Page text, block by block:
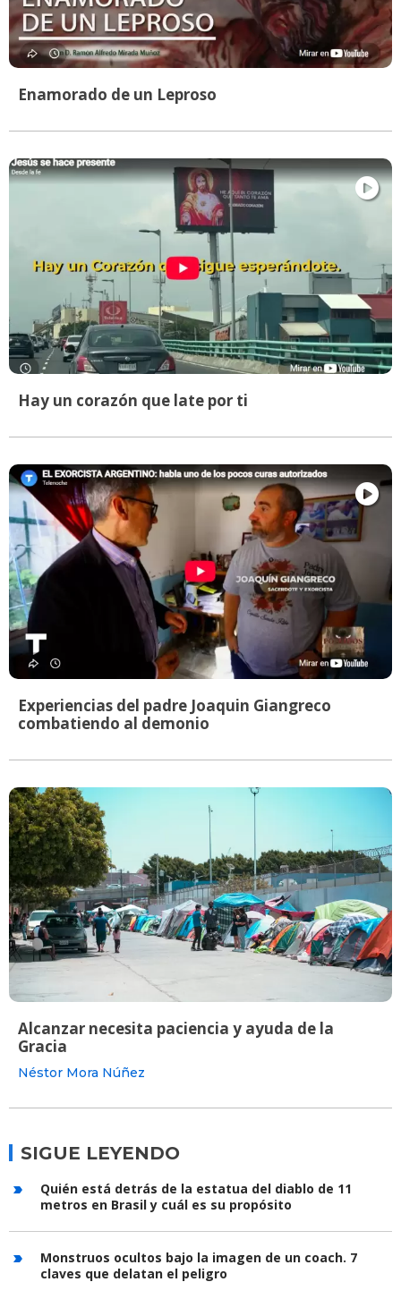
Enamorado de un Leproso
Hay un corazón que late por ti
Experiencias del padre Joaquin Giangreco
combatiendo al demonio
Alcanzar necesita paciencia y ayuda de la
Gracia
Néstor Mora Núñez
SIGUE LEYENDO
Quién está detrás de la estatua del diablo de 11
metros en Brasil y cuál es su propósito
Monstruos ocultos bajo la imagen de un coach. 7
claves que delatan el peligro